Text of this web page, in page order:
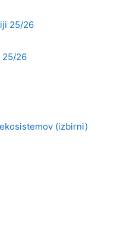
25/26
25/26
(izbirni)